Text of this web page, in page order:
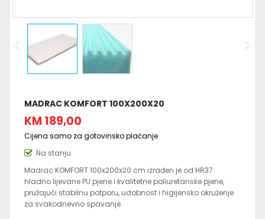
MADRAC KOMFORT 100X200X20
KM 189,00
Cijena samo za gotovinsko plaćanje
Na stanju
Madrac KOMFORT 100x200x20 cm izrađen je od HR37
hladno lijevane PU pjene i kvalitetne poliuretanske pjene,
pružajući stabilnu potporu, udobnost i higijensko okruženje
za svakodnevno spavanje.